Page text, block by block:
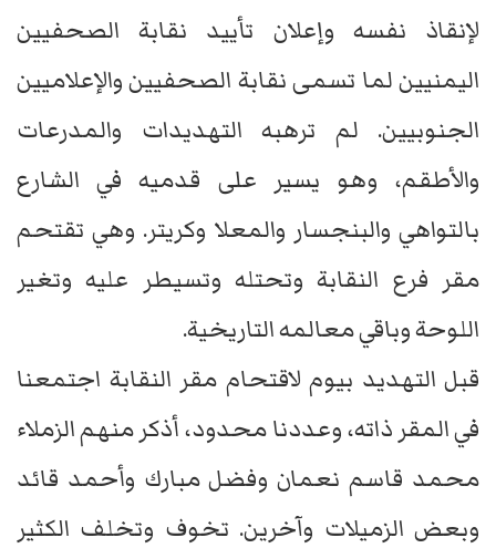
لإنقاذ نفسه وإعلان تأييد نقابة الصحفيين
اليمنيين لما تسمى نقابة الصحفيين والإعلاميين
الجنوبيين. لم ترهبه التهديدات والمدرعات
والأطقم، وهو يسير على قدميه في الشارع
بالتواهي والبنجسار والمعلا وكريتر. وهي تقتحم
مقر فرع النقابة وتحتله وتسيطر عليه وتغير
اللوحة وباقي معالمه التاريخية.
قبل التهديد بيوم لاقتحام مقر النقابة اجتمعنا
في المقر ذاته، وعددنا محدود، أذكر منهم الزملاء
محمد قاسم نعمان وفضل مبارك وأحمد قائد
وبعض الزميلات وآخرين. تخوف وتخلف الكثير